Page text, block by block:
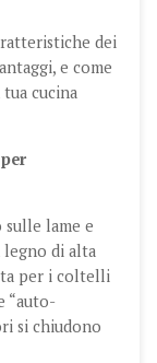
dei
e come
cucina
lame e
legno di alta
per i coltelli
“auto-
si chiudono